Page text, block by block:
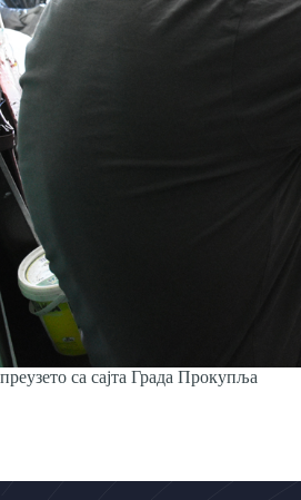
преузето са сајта Града Прокупља